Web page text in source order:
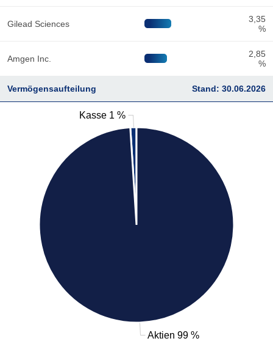
Gilead Sciences
3,35
%
Amgen Inc.
2,85
%
Vermögensaufteilung Stand: 30.06.2026
Aktien 99 %
Kasse 1 %